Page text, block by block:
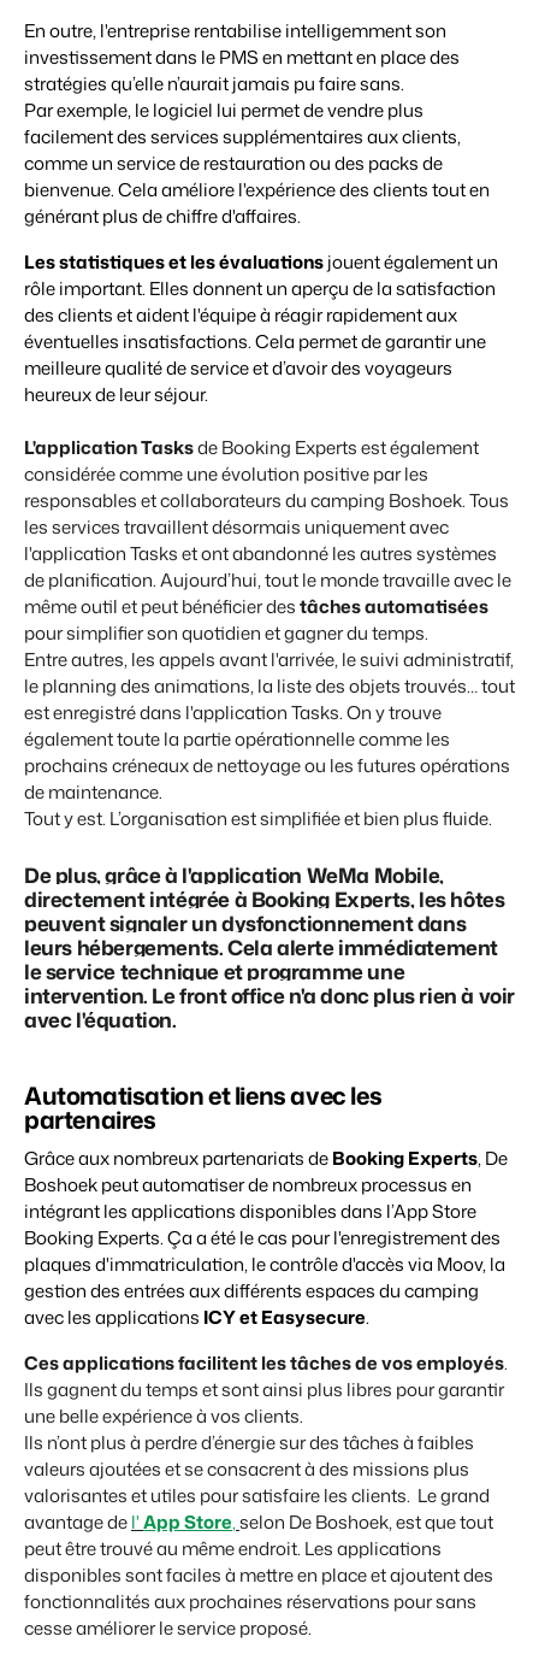
En outre, l'entreprise rentabilise intelligemment son
investissement dans le PMS en mettant en place des
stratégies qu’elle n’aurait jamais pu faire sans.
Par exemple, le logiciel lui permet de vendre plus
facilement des services supplémentaires aux clients,
comme un service de restauration ou des packs de
bienvenue.Cela améliore l'expérience des clients tout en
générant plus de chiffre d'affaires.
Les statistiques et les évaluationsjouent également un
rôle important. Elles donnent un aperçu de la satisfaction
des clients et aident l'équipe à réagirrapidement aux
éventuelles insatisfactions. Cela permet degarantir une
meilleure qualité de service et d’avoir des voyageurs
heureux de leur séjour.
L'application Tasksde Booking Experts est également
considérée comme une évolution positivepar les
responsables et collaborateurs du camping Boshoek. Tous
les services travaillentdésormais uniquement avec
l'application Taskset ont abandonné lesautres systèmes
de planification.Aujourd’hui, tout le monde travaille avec le
même outil et peut bénéficier destâches automatisées
pour simplifier son quotidien et gagner du temps.
Entre autres, les appels avant l'arrivée,le suivi administratif,
le planning des animations, la liste des objets trouvés…tout
est enregistrédans l'application Tasks.On y trouve
également toute la partie opérationnelle comme les
prochains créneaux de nettoyage ou les futures opérations
de maintenance.
Tout y est. L’organisation est simplifiée et bien plus fluide.
De plus, grâceà l'application WeMa Mobile,
directement intégrée à Booking Experts, les hôtes
peuvent signaler un dysfonctionnement dans
leurs hébergements. Cela alerte immédiatement
le service technique et programme une
intervention. Le front office n'a donc plus rien à voir
avec l'équation.
Automatisation et liens avec les
partenaires
Grâce auxnombreux partenariatsdeBooking Experts, De
Boshoek peut automatiser de nombreux processusen
intégrant les applications disponibles dans l’App Store
Booking Experts. Ça a été le cas pour l'enregistrement des
plaques d'immatriculation, le contrôle d'accès via Moov,la
gestion des entrées aux différents espaces du camping
avec les applications ICY et Easysecure.
Ces applications facilitent les tâches de vos employés.
Ils gagnent du temps et sont ainsi plus libres pour garantir
une belle expérience à vos clients.
Ils n’ont plus à perdre d’énergie sur des tâches à faibles
valeurs ajoutées et se consacrent à des missions plus
valorisantes et utiles pour satisfaire les clients. Le grand
avantage del'App Store,selon De Boshoek, est que tout
peut être trouvé au même endroit. Les applications
disponibles sont faciles à mettre en place et ajoutent des
fonctionnalités aux prochaines réservations pour sans
cesse améliorer le service proposé.